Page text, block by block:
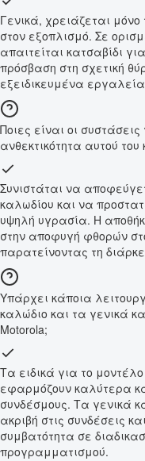
Γενικά, χρειάζεται
στον εξοπλισμό. Σε
απαιτείται κατσαβίδι
πρόσβαση στη σχετική
εξειδικευμένα
Ποιες είναι οι
ανθεκτικότητα αυτού
Συνιστάται να
καλωδίου και να
υψηλή υγρασία. Η
στην αποφυγή φθορών
παρατείνοντας τη
Υπάρχει κάποια
καλώδιο και τα γενικά
Motorola;
Τα ειδικά για το
εφαρμόζουν καλύτερα
συνδέσμους. Τα γενικά
ακριβή στις συνδέσεις
συμβατότητα σε
προγραμματισμού.